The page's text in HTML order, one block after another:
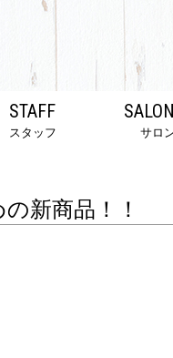
STAFF
スタッフ サロ
新商品！！